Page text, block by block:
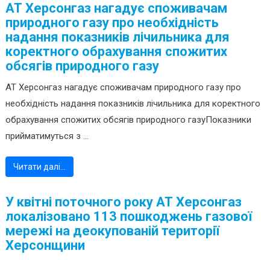
АТ Херсонгаз нагадує споживачам
природного газу про необхідність
надання показників лічильника для
коректного обрахування спожитих
обсягів природного газу
АТ Херсонгаз нагадує споживачам природного газу про
необхідність надання показників лічильника для коректного
обрахування спожитих обсягів природного газуПоказники
прийматимуться з ...
Читати далі…
У квітні поточного року АТ Херсонгаз
локалізовано 113 пошкоджень газової
мережі на деокупованій території
Херсонщини